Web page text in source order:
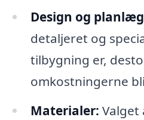
Design og
detaljeret og
tilbygning er,
omkostningerne
Materialer: Valget